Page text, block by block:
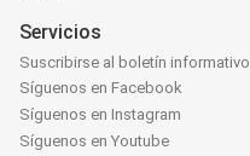
Servicios
Suscribirse al boletín informativo
Síguenos en Facebook
Síguenos en Instagram
Síguenos en Youtube